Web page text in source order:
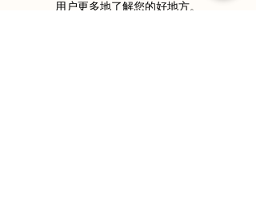
用户更多地了解您的好地方。